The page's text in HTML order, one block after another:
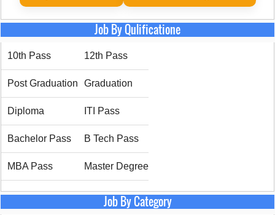
Job By Qulificatione
10th Pass 12th Pass
Post Graduation Graduation
Diploma ITI Pass
Bachelor Pass B Tech Pass
MBA Pass Master Degree
Job By Category